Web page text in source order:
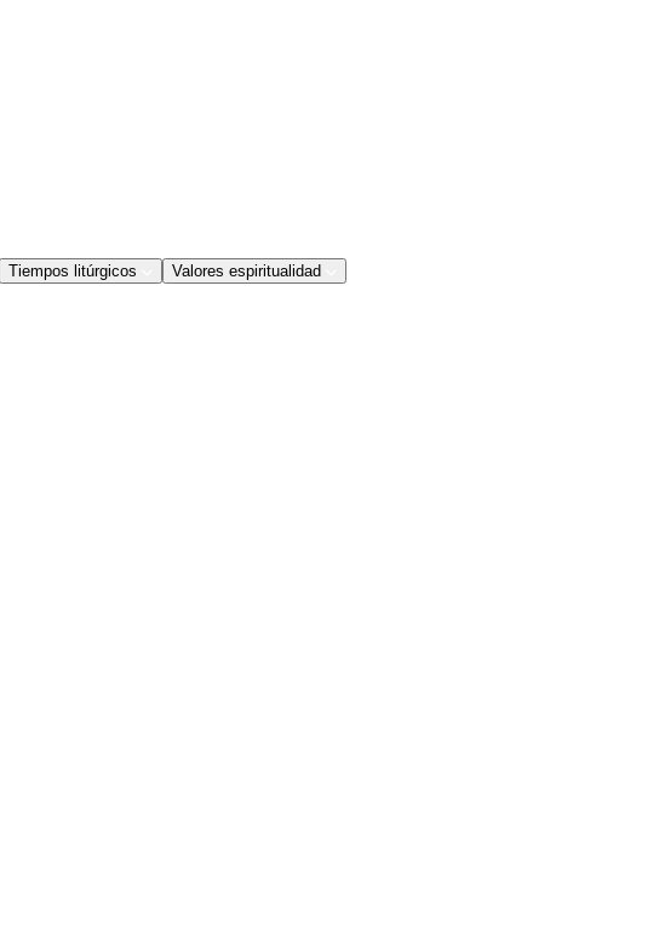
Tiempos litúrgicos Valores espiritualidad